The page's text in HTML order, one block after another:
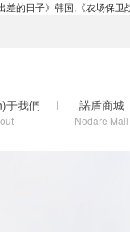
的日子》韩国,《农场保
于我們 | 諾盾商城
Nodare Mall